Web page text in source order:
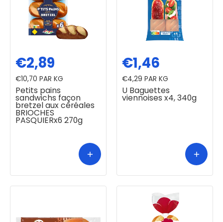
Petits pains
sandwichs façon
bretzel aux céréales
BRIOCHES
PASQUIERx6 270g
€2,89
€10,70 PAR KG
U Baguettes
viennoises x4, 340g
€1,46
€4,29 PAR KG